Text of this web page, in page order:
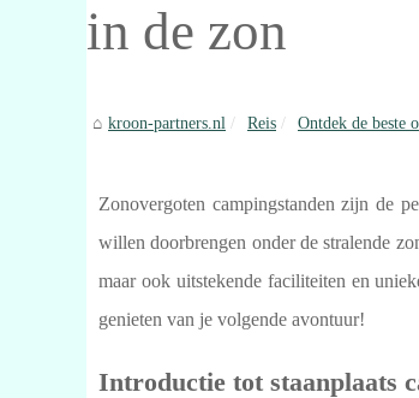
in de zon
kroon-partners.nl Reis Ontdek de beste
Zonovergoten campingstanden zijn de
willen doorbrengen onder de stralende
maar ook uitstekende faciliteiten en
genieten van je volgende avontuur!
Introductie tot staanplaats